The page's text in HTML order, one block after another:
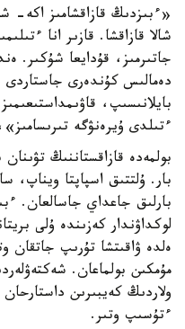
«ءبىزدىڭ قازاقشامىز
شالا قازاقشا. قازىر انا
جاتىرمىز، قۇدايعا شۇكىر.
دەمالىس كۇندەرى جاستاردى
بايلانىسىپ،
ءتىلدى ۇيرەنۋگە
بولمەدە قازاقستاننىڭ
بار. ۇلتتىق اسپاپتا ويناپ،
بارلىق جاعداي جاسالعان.
لوكداۋندار كەزىندە ۇلى
ەلدە ۋاقىتشا تۇرىپ جاتقان
مۇمكىن بولماعان.
ولاردىڭ كەيبىرىن
ءتۇسىپ وتىر.